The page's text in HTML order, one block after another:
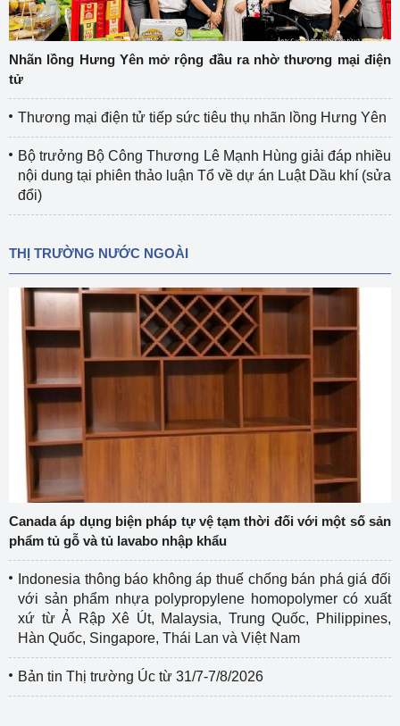
Nhãn lồng Hưng Yên mở rộng đầu ra nhờ thương mại điện
tử
Thương mại điện tử tiếp sức tiêu thụ nhãn lồng Hưng Yên
Bộ trưởng Bộ Công Thương Lê Mạnh Hùng giải đáp nhiều
nội dung tại phiên thảo luận Tổ về dự án Luật Dầu khí (sửa
đổi)
THỊ TRƯỜNG NƯỚC NGOÀI
Canada áp dụng biện pháp tự vệ tạm thời đối với một số sản
phẩm tủ gỗ và tủ lavabo nhập khẩu
Indonesia thông báo không áp thuế chống bán phá giá đối
với sản phẩm nhựa polypropylene homopolymer có xuất
xứ từ Ả Rập Xê Út, Malaysia, Trung Quốc, Philippines,
Hàn Quốc, Singapore, Thái Lan và Việt Nam
Bản tin Thị trường Úc từ 31/7-7/8/2026